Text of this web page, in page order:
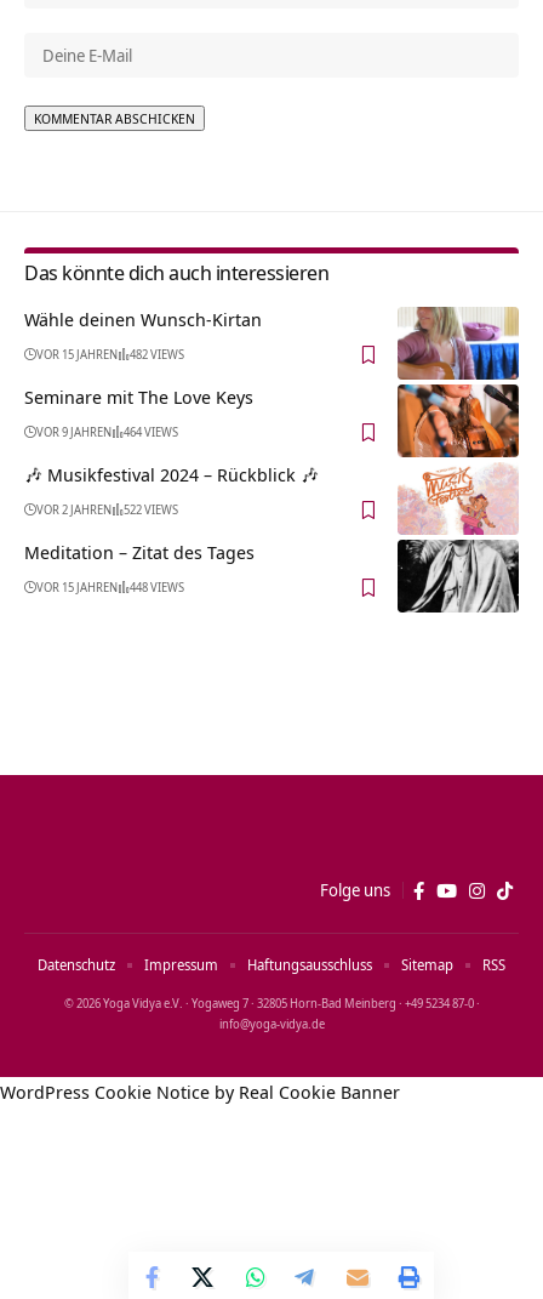
Das könnte dich auch interessieren
Wähle deinen Wunsch-Kirtan
VOR 15 JAHREN 482 VIEWS
Seminare mit The Love Keys
VOR 9 JAHREN 464 VIEWS
🎶 Musikfestival 2024 – Rückblick 🎶
VOR 2 JAHREN 522 VIEWS
Meditation – Zitat des Tages
VOR 15 JAHREN 448 VIEWS
Folge uns
© 2026 Yoga Vidya e.V. · Yogaweg 7 · 32805 Horn‑Bad Meinberg · +49 5234 87‑0 ·
info@yoga‑vidya.de
Datenschutz Impressum Haftungsausschluss Sitemap RSS
WordPress Cookie Notice by Real Cookie Banner